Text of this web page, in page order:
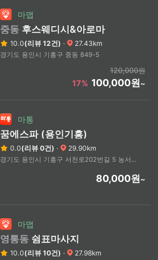
마맵
중동 후스웨디시&아로마
10.0(리뷰 12건) · 27.43km
경기도 용인시 기흥구 중동 849-5
120,000원
17% 100,000원~
마통
꿈에스파 (용인기흥)
0.0(리뷰 0건) · 29.90km
경기도 용인시 기흥구 서천로202번길 5 농서동 418 5층
80,000원~
마맵
영통동 쉼표마사지
10.0(리뷰 10건) · 27.98km